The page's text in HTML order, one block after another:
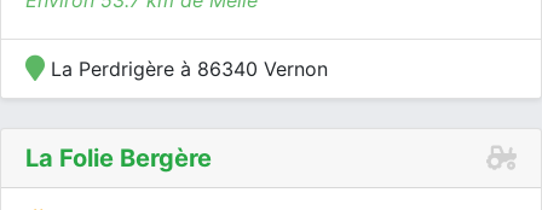
La Perdrigère à 86340 Vernon
La Folie Bergère